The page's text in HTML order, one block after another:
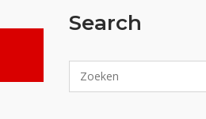
Search